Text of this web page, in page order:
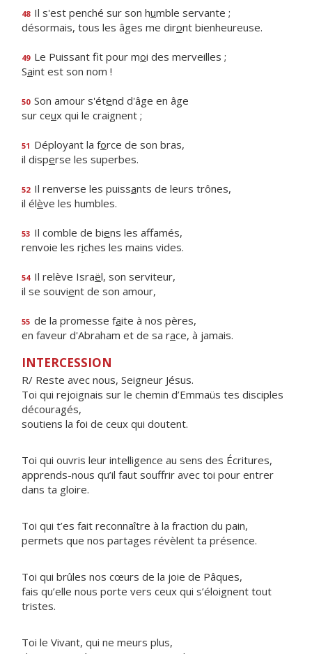
48 Il s'est penché sur son humble servante ;
désormais, tous les âges me diront bienheureuse.
49 Le Puissant fit pour moi des merveilles ;
Saint est son nom !
50 Son amour s'étend d'âge en âge
sur ceux qui le craignent ;
51 Déployant la force de son bras,
il disperse les superbes.
52 Il renverse les puissants de leurs trônes,
il élève les humbles.
53 Il comble de biens les affamés,
renvoie les riches les mains vides.
54 Il relève Israël, son serviteur,
il se souvient de son amour,
55 de la promesse faite à nos pères,
en faveur d'Abraham et de sa race, à jamais.
INTERCESSION
R/ Reste avec nous, Seigneur Jésus.
Toi qui rejoignais sur le chemin d’Emmaüs tes disciples
découragés,
soutiens la foi de ceux qui doutent.
Toi qui ouvris leur intelligence au sens des Écritures,
apprends-nous qu’il faut souffrir avec toi pour entrer
dans ta gloire.
Toi qui t’es fait reconnaître à la fraction du pain,
permets que nos partages révèlent ta présence.
Toi qui brûles nos cœurs de la joie de Pâques,
fais qu’elle nous porte vers ceux qui s’éloignent tout
tristes.
Toi le Vivant, qui ne meurs plus,